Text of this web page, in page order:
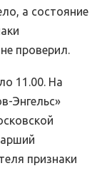
а состояние
проверил.
11.00. На
Энгельс»
признаки